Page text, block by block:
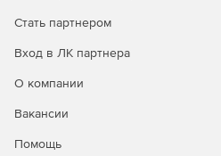
Стать партнером
Вход в ЛК партнера
О компании
Вакансии
Помощь